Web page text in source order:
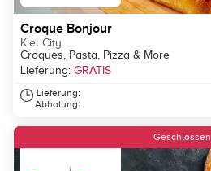
Croque Bonjour
Kiel City
Croques, Pasta, Pizza & More
Lieferung: GRATIS
Lieferung:
Abholung:
Geschlossen